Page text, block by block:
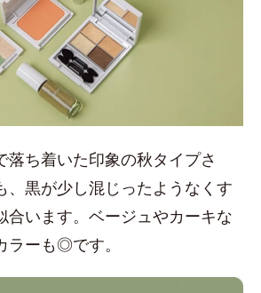
落ち着いた印象の秋タイプさ
、黒が少し混じったようなくす
合います。ベージュやカーキな
ラーも◎です。